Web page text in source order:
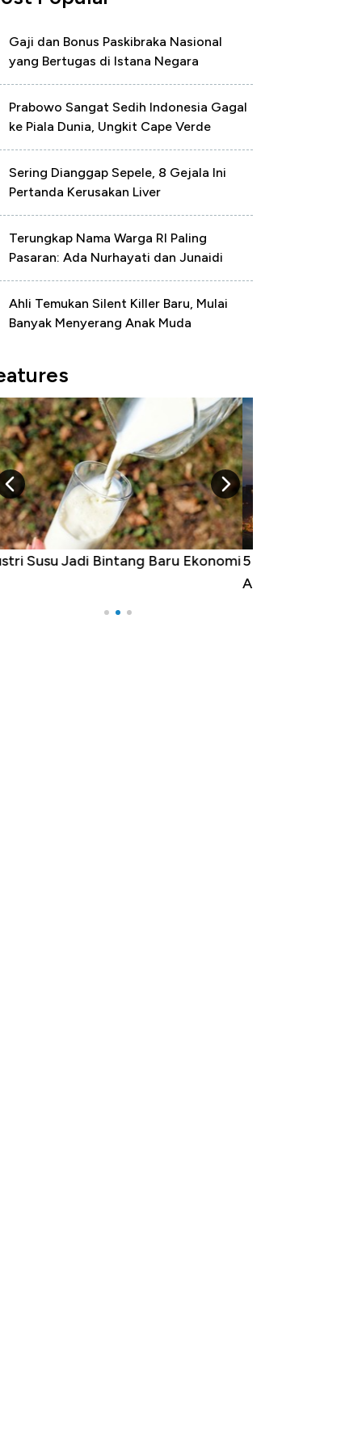
Gaji dan Bonus Paskibraka Nasional
yang Bertugas di Istana Negara
Prabowo Sangat Sedih Indonesia Gagal
ke Piala Dunia, Ungkit Cape Verde
Sering Dianggap Sepele, 8 Gejala Ini
Pertanda Kerusakan Liver
Terungkap Nama Warga RI Paling
Pasaran: Ada Nurhayati dan Junaidi
Ahli Temukan Silent Killer Baru, Mulai
Banyak Menyerang Anak Muda
Ekonomi Indonesia: Maaf, Gak
Jawa!